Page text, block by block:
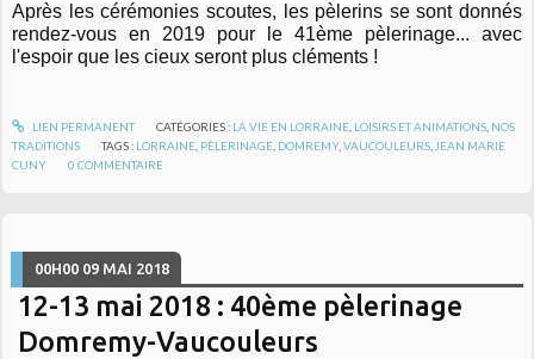
Après les cérémonies scoutes, les pèlerins se sont donnés
rendez-vous en 2019 pour le 41ème pèlerinage... avec
l'espoir que les cieux seront plus cléments !
LIEN PERMANENT CATÉGORIES : LA VIE EN LORRAINE, LOISIRS ET ANIMATIONS, NOS
TRADITIONS
TAGS : LORRAINE PÈLERINAGE DOMREMY,VAUCOULEURS JEAN MARIE
CUNY
0 COMMENTAIRE
00H00 09 MAI 2018
12-13 mai 2018 : 40ème pèlerinage
Domremy-Vaucouleurs